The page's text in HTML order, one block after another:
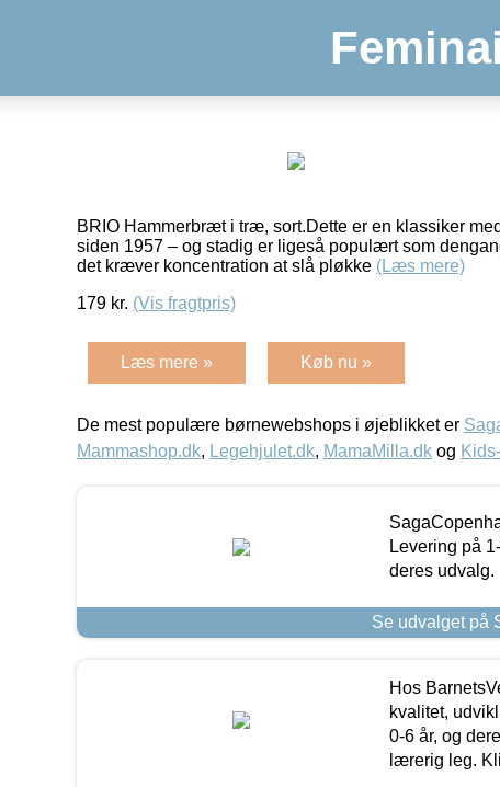
BRIO Hammerbræt i træ, sort.Dette er en klassiker
siden 1957 – og stadig er ligeså populært som
det kræver koncentration at slå pløkke (Læs mere)
179 kr. (Vis fragtpris)
Læs mere » Køb nu »
De mest populære børnewebshops i øjeblikket er
Mammashop.dk, Legehjulet.dk, MamaMilla.dk og
Levering på
deres udvalg.
Se udvalget på
Hos
kvalitet,
0-6 år, og
lærerig leg.